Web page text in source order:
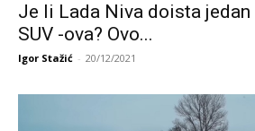
Je li Lada Niva doista
SUV -ova? Ovo...
Igor Stažić - 20/12/2021